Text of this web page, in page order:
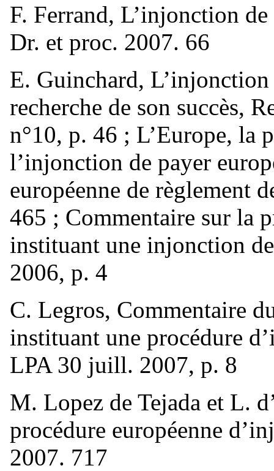
F. Ferrand, L’injonction
Dr. et proc. 2007. 66
E. Guinchard, L’injonction
recherche de son succès,
n°10, p. 46 ; L’Europe, la
l’injonction de payer
européenne de règlement
465 ; Commentaire sur la
instituant une injonction
2006, p. 4
C. Legros, Commentaire
instituant une procédure
LPA 30 juill. 2007, p. 8
M. Lopez de Tejada et L.
procédure européenne
2007. 717